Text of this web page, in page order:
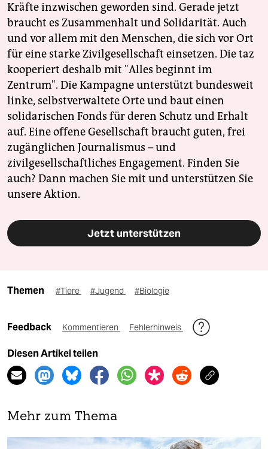
Kräfte inzwischen geworden sind. Gerade jetzt
braucht es Zusammenhalt und Solidarität. Auch
und vor allem mit den Menschen, die sich vor Ort
für eine starke Zivilgesellschaft einsetzen. Die taz
kooperiert deshalb mit "Alles beginnt im
Zentrum". Die Kampagne unterstützt bundesweit
linke, selbstverwaltete Orte und baut einen
solidarischen Fonds für deren Schutz und Erhalt
auf. Eine offene Gesellschaft braucht guten, frei
zugänglichen Journalismus – und
zivilgesellschaftliches Engagement. Finden Sie
auch? Dann machen Sie mit und unterstützen Sie
unsere Aktion.
Jetzt unterstützen
Themen #Tiere #Jugend #Biologie
Feedback Kommentieren Fehlerhinweis
Diesen Artikel teilen
Mehr zum Thema